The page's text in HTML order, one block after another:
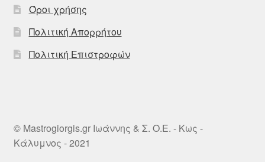
Όροι χρήσης
Πολιτική Απορρήτου
Πολιτική Επιστροφών
© Mastrogiorgis.gr Ιωάννης & Σ. Ο.Ε. - Κως -
Κάλυμνος - 2021